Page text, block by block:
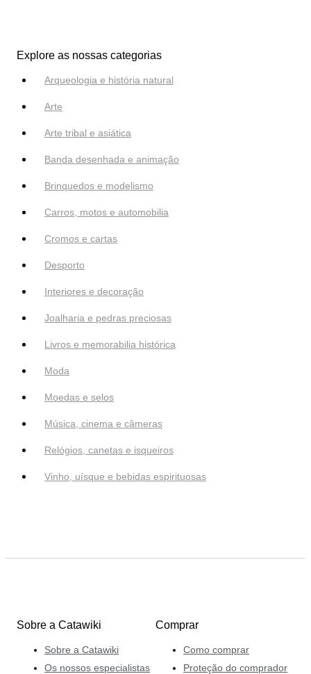
Explore as nossas categorias
Arqueologia e história natural
Arte
Arte tribal e asiática
Banda desenhada e animação
Brinquedos e modelismo
Carros, motos e automobilia
Cromos e cartas
Desporto
Interiores e decoração
Joalharia e pedras preciosas
Livros e memorabilia histórica
Moda
Moedas e selos
Música, cinema e câmeras
Relógios, canetas e isqueiros
Vinho, uísque e bebidas espirituosas
Sobre a Catawiki
Sobre a Catawiki
Os nossos especialistas
Comprar
Como comprar
Proteção do comprador